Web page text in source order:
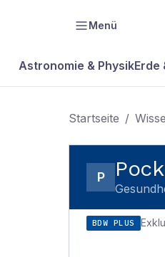
Menü
Astronomie & PhysikErde
Startseite /
P
BDW PLUS